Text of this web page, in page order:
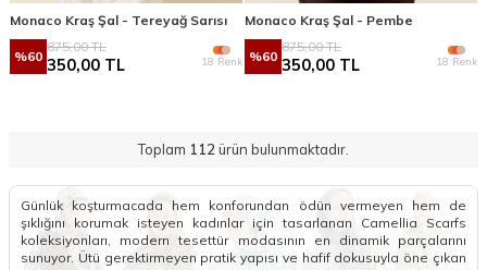
Monaco Kraş Şal - Tereyağ Sarısı
%60
875,00TL
350,00 TL 18 Renk
Monaco Kraş Şal - Pembe
%60
875,00TL
350,00 TL 18 Renk
Toplam 112 ürün bulunmaktadır.
Günlük koşturmacada hem konforundan ödün vermeyen hem de
şıklığını korumak isteyen kadınlar için tasarlanan Camellia Scarfs
koleksiyonları, modern tesettür modasının en dinamik parçalarını
sunuyor. Ütü gerektirmeyen pratik yapısı ve hafif dokusuyla öne çıkan